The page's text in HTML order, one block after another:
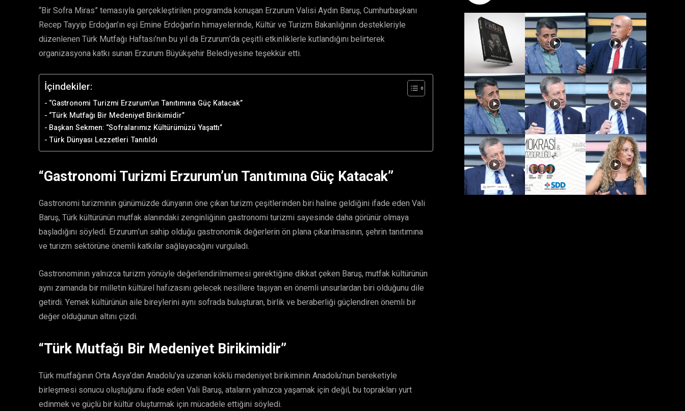
“Bir Sofra Miras” temasıyla gerçekleştirilen programda konuşan Erzurum Valisi Aydın Baruş, Cumhurbaşkanı
Recep Tayyip Erdoğan’ın eşi Emine Erdoğan’ın himayelerinde, Kültür ve Turizm Bakanlığının destekleriyle
düzenlenen Türk Mutfağı Haftası’nın bu yıl da Erzurum’da çeşitli etkinliklerle kutlandığını belirterek
organizasyona katkı sunan Erzurum Büyükşehir Belediyesine teşekkür etti.
İçindekiler:
“Gastronomi Turizmi Erzurum’un Tanıtımına Güç Katacak”
“Türk Mutfağı Bir Medeniyet Birikimidir”
Başkan Sekmen: “Sofralarımız Kültürümüzü Yaşattı”
Türk Dünyası Lezzetleri Tanıtıldı
“Gastronomi Turizmi Erzurum’un Tanıtımına Güç Katacak”
Gastronomi turizminin günümüzde dünyanın öne çıkan turizm çeşitlerinden biri haline geldiğini ifade eden Vali
Baruş, Türk kültürünün mutfak alanındaki zenginliğinin gastronomi turizmi sayesinde daha görünür olmaya
başladığını söyledi. Erzurum’un sahip olduğu gastronomik değerlerin ön plana çıkarılmasının, şehrin tanıtımına
ve turizm sektörüne önemli katkılar sağlayacağını vurguladı.
Gastronominin yalnızca turizm yönüyle değerlendirilmemesi gerektiğine dikkat çeken Baruş, mutfak kültürünün
aynı zamanda bir milletin kültürel hafızasını gelecek nesillere taşıyan en önemli unsurlardan biri olduğunu dile
getirdi. Yemek kültürünün aile bireylerini aynı sofrada buluşturan, birlik ve beraberliği güçlendiren önemli bir
değer olduğunun altını çizdi.
“Türk Mutfağı Bir Medeniyet Birikimidir”
Türk mutfağının Orta Asya’dan Anadolu’ya uzanan köklü medeniyet birikiminin Anadolu’nun bereketiyle
birleşmesi sonucu oluştuğunu ifade eden Vali Baruş, ataların yalnızca yaşamak için değil, bu toprakları yurt
edinmek ve güçlü bir kültür oluşturmak için mücadele ettiğini söyledi.